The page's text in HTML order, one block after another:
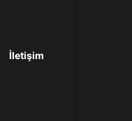
İletişim